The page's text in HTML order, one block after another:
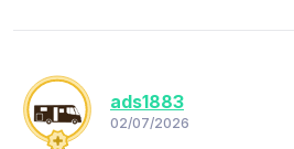
ads1883
02/07/2026